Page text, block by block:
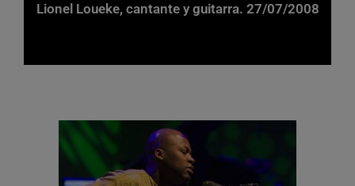
Lionel Loueke, cantante y guitarra. 27/07/2008